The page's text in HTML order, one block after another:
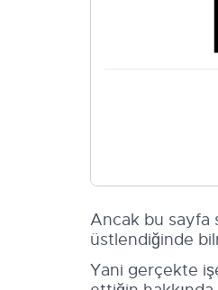
Ancak bu sayfa
üstlendiğinde
Yani gerçekte